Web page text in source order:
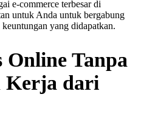
e-commerce terbesar di
untuk Anda untuk bergabung
yang didapatkan.
Online Tanpa
Kerja dari